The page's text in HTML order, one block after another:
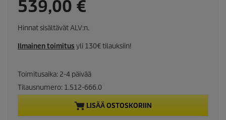
C
u
r
r
e
n
539,00 €
Hinnat sisältävät ALV:n.
Ilmainen toimitus yli 130€ tilauksiin!
Toimitusaika: 2-4 päivää
Tilausnumero: 1.512-666.0
LISÄÄ OSTOSKORIIN